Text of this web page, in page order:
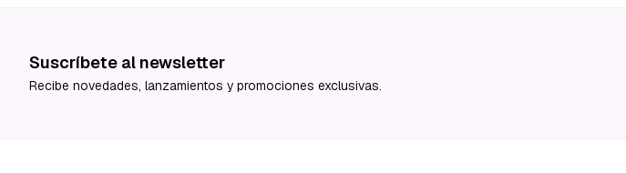
Suscríbete al newsletter
Recibe novedades, lanzamientos y promociones exclusivas.